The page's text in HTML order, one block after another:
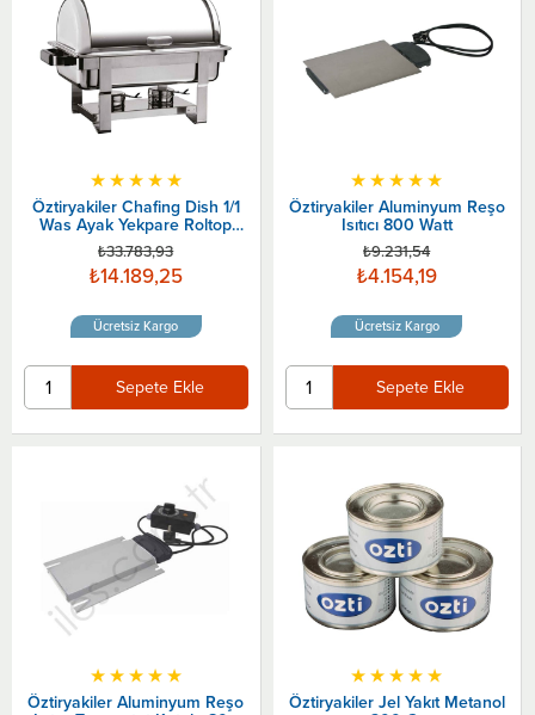
Öztiryakiler Chafing Dish 1/1
Was Ayak Yekpare Roltop
Kapak Jel Yakıtlı
★★★★★
₺14.189,25
₺33.783,93
Sepete Ekle
Ücretsiz Kargo
Öztiryakiler Aluminyum Reşo
Isıtıcı 800 Watt
★★★★★
₺4.154,19
₺9.231,54
Sepete Ekle
Ücretsiz Kargo
Öztiryakiler Aluminyum Reşo
★★★★★
Öztiryakiler Jel Yakıt Metanol
★★★★★